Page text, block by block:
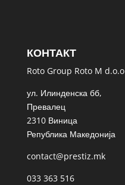
КОНТАКТ
Roto Group Roto M d.o.o
ул. Илинденска бб,
Превалец
2310 Виница
Република Македонија
contact@prestiz.mk
033 363 516